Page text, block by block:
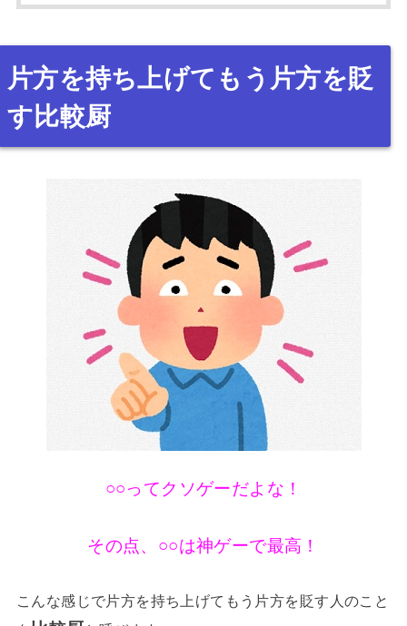
片方を持ち上げてもう片方を貶
す比較厨
○○ってクソゲーだよな！
その点、○○は神ゲーで最高！
こんな感じで片方を持ち上げてもう片方を貶す人のこと